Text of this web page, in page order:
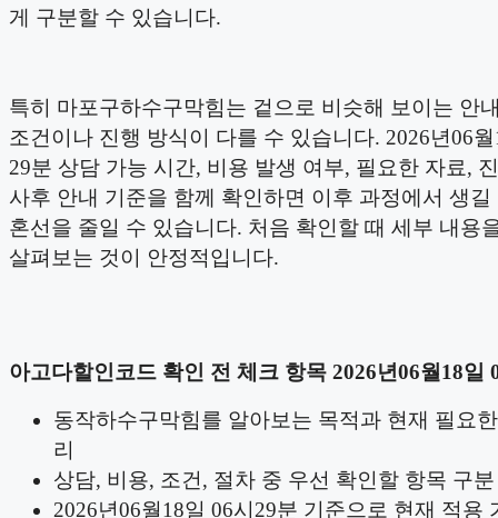
게 구분할 수 있습니다.
특히 마포구하수구막힘는 겉으로 비슷해 보이는 안
조건이나 진행 방식이 다를 수 있습니다. 2026년06
29분 상담 가능 시간, 비용 발생 여부, 필요한 자료,
사후 안내 기준을 함께 확인하면 이후 과정에서 생길
혼선을 줄일 수 있습니다. 처음 확인할 때 세부 내용
살펴보는 것이 안정적입니다.
아고다할인코드 확인 전 체크 항목 2026년06월18일
동작하수구막힘를 알아보는 목적과 현재 필요
리
상담, 비용, 조건, 절차 중 우선 확인할 항목 구분
2026년06월18일 06시29분 기준으로 현재 적용